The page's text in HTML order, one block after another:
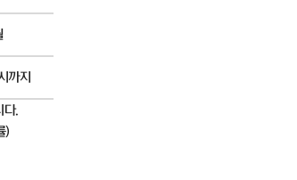
까지
다.
)